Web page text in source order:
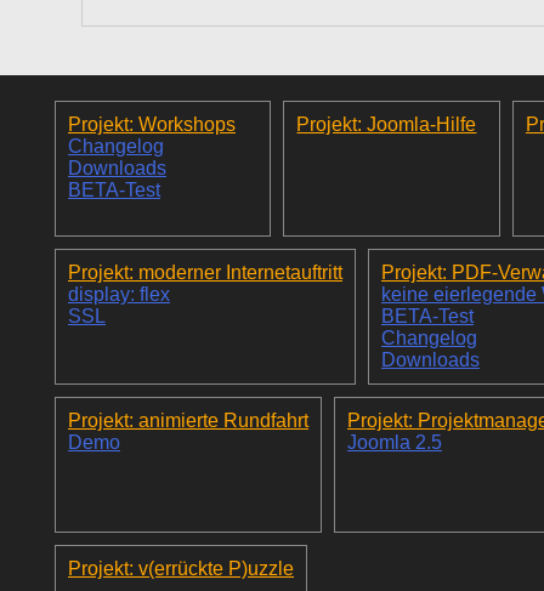
Projekt: Workshops
Changelog
Downloads
BETA-Test
Projekt: Joomla-Hilfe
Projekt: moderner Internetauftritt
display: flex
SSL
Projekt: PDF-
keine eierlegende
BETA-Test
Changelog
Downloads
Projekt: animierte Rundfahrt
Demo
Projekt:
Joomla 2.5
Projekt: v(errückte P)uzzle